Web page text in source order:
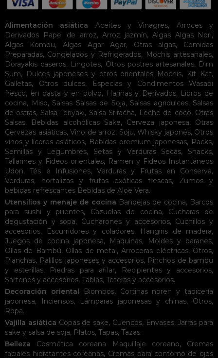
Alimentación asiática Aceites y Vinagres, Arroces y
Derivados
Papel de arroz, Arroz jazmín, Algas Algas Nori,
Algas Kombu, Algas Agar Agar, Otras algas, Comidas
Preparadas, Congelados y Refrigerados, Mochis artesanales,
Dorayakis caseros, Lingotes, Otros postres artesanales, Dim
Sum, Dulces japoneses y otros orientales Mochis, Kit Kat,
Galletas, Otros dulces, Especias y Condimentos
Wasabi
fresco, en pasta y en polvo, Harinas y Derivados, Libros de
cocina, Miso, Salsas Salsas de Soja, Salsas agridulces, Salsas
de ostras, Salsa Teriyaki, Salsa Sriracha, Leche de coco, Otras
Salsas, Bebidas alcohólicas Sake, Cerveza japonesa, Otras
Cervezas asiáticas, Vino de arroz, Soju, Whisky japonés, Otros
vinos y licores asiáticos, Bebidas premium japonesas, Packs,
Semillas y Legumbres, Setas y Verduras Secas, Snacks,
Tallarines y Fideos orientales, Ramen y Fideos Instantáneos
Udon,Tés e Infusiones, Verduras y Frutas en Conserva,
Verduras, hortalizas y frutas exóticas frescas, Zumos y
bebidas refrescantes Bebidas de Aloe Vera.
Utensilios y menaje de cocina Bandejas de cocina, Barcos
para sushi y puentes, Cazuelas de cocina, Cucharas de
degustación y sopa, Cucharones y accesorios, Cuchillos y
accesorios, Escurridores y coladores, Hangiris de madera,
Juegos de cocina japonesa, Maquinas, Moldes y baranes,
Ollas de Bambú, Ollas de metal,Arroceras eléctricas, Otros,
Planchas, Palillos japoneses y accesorios, Pinchos de bambu
y esterillas, Piedras para afilar, Recipientes y accesorios,
Sartenes y accesorios, Tablas, Teteras y accesorios.
Decoración oriental
Biombos, Cortinas noren y tapicería
japonesa, Inciensos, Lámparas japonesas y chinas, Otros,
Ropa.
Vajilla asiática Copas de sake, Cuencos, Envases,Jarras para
sake y salsa de soja, Platos, Tapas, Tazas.
Belleza
Cosmética coreana Maquillaje coreano, Cremas
faciales hidratantes coreanas, Cremas para contorno de ojos